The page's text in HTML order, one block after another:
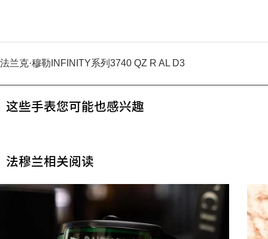
法兰克·穆勒INFINITY系列3740 QZ R AL D3
这些手表您可能也感兴趣
法穆兰相关阅读